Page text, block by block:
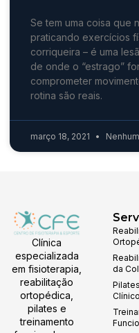
Se tem uma coisa que
praticando exercícios
corriqueira – é uma
de onde o “estrago”
comprometer
rotina são reais.
março 18, 2021
Clínica
especializada
em fisioterapia,
reabilitação
ortopédica,
pilates e
treinamento
da
Pilates
Clínico